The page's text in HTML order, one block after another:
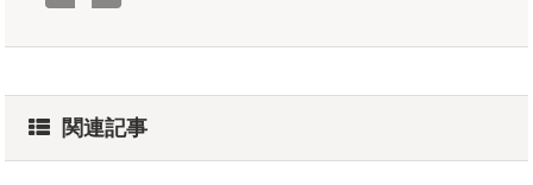
関連記事